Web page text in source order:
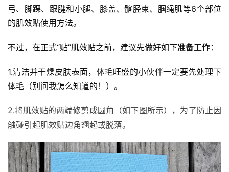
弓、脚踝、跟腱和小腿、膝盖、髂胫束、腘绳肌等6个部位
的肌效贴使用方法。
不过，在正式“贴”肌效贴之前，建议先做好如下准备工作：
1.清洁并干燥皮肤表面，体毛旺盛的小伙伴一定要先处理下
体毛（别问我怎么知道的！）。
2.将肌效贴的两端修剪成圆角（如下图所示），为了防止因
触碰引起肌效贴边角翘起或脱落。